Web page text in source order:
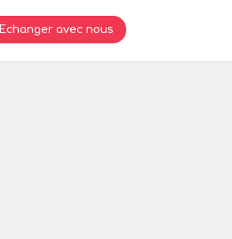
Echanger avec nous